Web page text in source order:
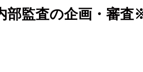
部監査の企画・審